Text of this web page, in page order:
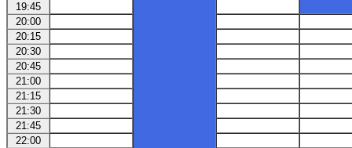
19:45
20:00
20:15
20:30
20:45
21:00
21:15
21:30
21:45
22:00